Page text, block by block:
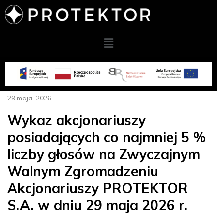
29 maja, 2026
Wykaz akcjonariuszy
posiadających co najmniej 5 %
liczby głosów na Zwyczajnym
Walnym Zgromadzeniu
Akcjonariuszy PROTEKTOR
S.A. w dniu 29 maja 2026 r.